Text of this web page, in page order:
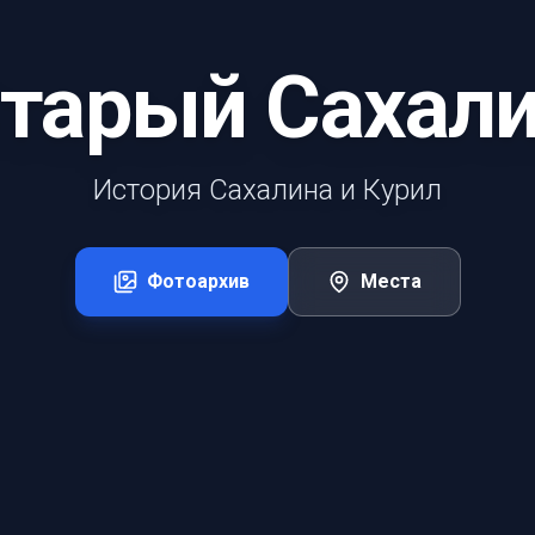
История Сахалина и Курил
Фотоархив Места